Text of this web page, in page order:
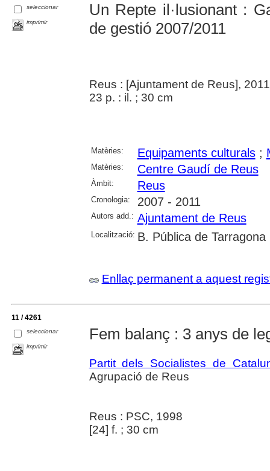
seleccionar
imprimir
Un Repte il·lusionant :
de gestió 2007/2011
Reus : [Ajuntament de Reus], 2011
23 p. : il. ; 30 cm
Matèries: Equipaments culturals;
Matèries: Centre Gaudí de Reus
Àmbit: Reus
Cronologia: 2007 - 2011
Autors add.: Ajuntament de Reus
Localització: B. Pública de Tarragona
Enllaç permanent a aquest
11 / 4261
seleccionar
imprimir
Fem balanç : 3 anys de
Partit dels Socialistes de
Agrupació de Reus
Reus : PSC, 1998
[24] f. ; 30 cm